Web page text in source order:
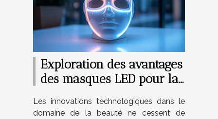
Exploration des avantages
des masques LED pour la
Les innovations technologiques dans le
domaine de la beauté ne cessent de